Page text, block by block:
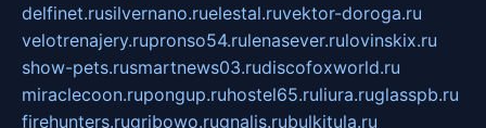
delfinet.rusilvernano.ruelestal.ruvektor-doroga.ru
velotrenajery.rupronso54.rulenasever.rulovinskix.ru
show-pets.rusmartnews03.rudiscofoxworld.ru
miraclecoon.rupongup.ruhostel65.ruliura.ruglasspb.ru
firehunters.rugribowo.rugnalis.rubulkitula.ru